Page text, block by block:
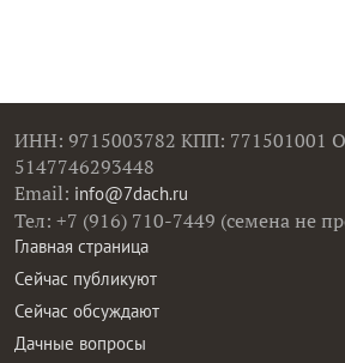
ИНН: 9715003782 КПП: 771501001
5147746293448
Email: info@7dach.ru
Тел: +7 (916) 710-7449 (семена не
Главная страница
Сейчас публикуют
Сейчас обсуждают
Дачные вопросы